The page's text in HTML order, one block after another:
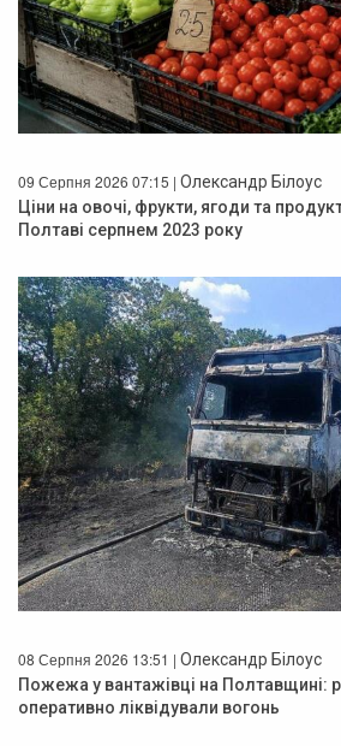
09 Серпня 2026 07:15 | Олександр Білоус
Ціни на овочі, фрукти, ягоди та
Полтаві серпнем 2023 року
08 Серпня 2026 13:51 | Олександр Білоус
Пожежа у вантажівці на Полтавщині:
оперативно ліквідували вогонь